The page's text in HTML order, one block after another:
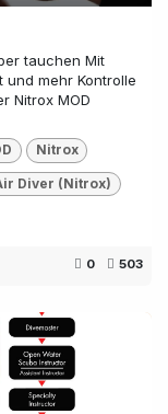
tauchen Mit
mehr Kontrolle
Nitrox MOD
Nitrox
Diver (Nitrox)
0 503